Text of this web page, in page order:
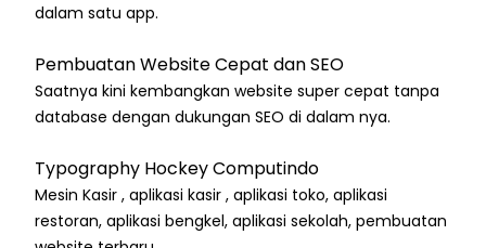
dalam satu app.
Pembuatan Website Cepat dan SEO
Saatnya kini kembangkan website super cepat tanpa
database dengan dukungan SEO di dalam nya.
Typography Hockey Computindo
Mesin Kasir , aplikasi kasir , aplikasi toko, aplikasi
restoran, aplikasi bengkel, aplikasi sekolah, pembuatan